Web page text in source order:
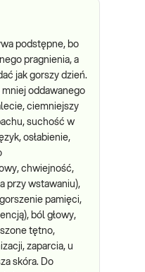
podstępne, bo
pragnienia, a
jak gorszy dzień.
oddawanego
ciemniejszy
suchość w
osłabienie,
chwiejność,
przy wstawaniu),
pamięci,
ból głowy,
tętno,
zaparcia, u
skóra. Do